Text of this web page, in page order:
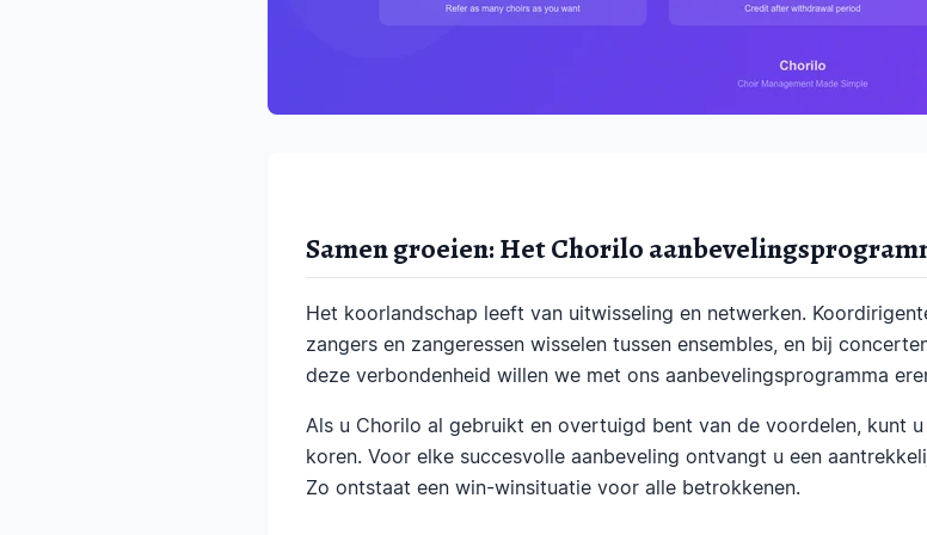
Samen groeien: Het Chorilo
Het koorlandschap leeft van uitwisseling en netwerken.
zangers en zangeressen wisselen tussen ensembles, en bij
deze verbondenheid willen we met ons aanbevelingsprogramma
Als u Chorilo al gebruikt en overtuigd bent van de voordelen, kunt
koren. Voor elke succesvolle aanbeveling ontvangt u een
Zo ontstaat een win-winsituatie voor alle betrokkenen.